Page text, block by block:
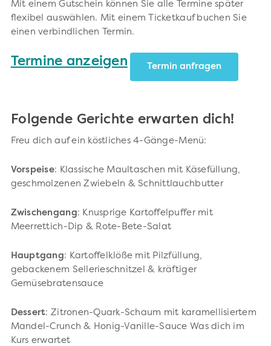
Mit einem Gutschein können Sie alle Termine später
flexibel auswählen. Mit einem Ticketkauf buchen Sie
einen verbindlichen Termin.
Termine anzeigen Termin anfragen
Folgende Gerichte erwarten dich!
Freu dich auf ein köstliches 4-Gänge-Menü:
Vorspeise: Klassische Maultaschen mit Käsefüllung,
geschmolzenen Zwiebeln & Schnittlauchbutter
Zwischengang: Knusprige Kartoffelpuffer mit
Meerrettich-Dip & Rote-Bete-Salat
Hauptgang: Kartoffelklöße mit Pilzfüllung,
gebackenem Sellerieschnitzel & kräftiger
Gemüsebratensauce
Dessert: Zitronen-Quark-Schaum mit karamellisiertem
Mandel-Crunch & Honig-Vanille-Sauce Was dich im
Kurs erwartet